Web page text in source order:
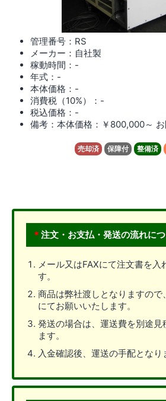
管理番号：RS
メーカー：自社製
稼動時間：-
年式：-
本体価格：-
消費税（10%）：-
税込価格：-
備考：本体価格：￥800,000～
売却済 保障付 整備済
＊ 注文・お支払・発送の流れに
メール又はFAXにて注文書を入
す。
商品は弊社渡しとなりますので
にてお願いいたします。
発送の場合は、運送費を別途見
ます。
入金確認後、運送の手配となり